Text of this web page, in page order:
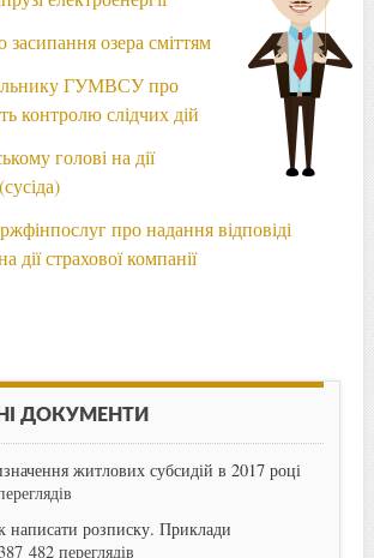
засипання озера сміттям
ГУМВСУ про
контролю слідчих дій
голові на дії
про надання відповіді
дії страхової компанії
ДОКУМЕНТИ
житлових субсидій в 2017 році
написати розписку. Приклади
482 переглядів